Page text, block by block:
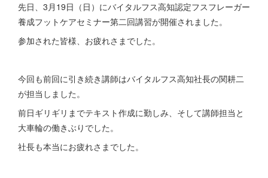
先日、3月19日（日）にバイタルフス高知認定フスフレーガー
養成フットケアセミナー第二回講習が開催されました。
参加された皆様、お疲れさまでした。
今回も前回に引き続き講師はバイタルフス高知社長の関耕二
が担当しました。
前日ギリギリまでテキスト作成に勤しみ、そして講師担当と
大車輪の働きぶりでした。
社長も本当にお疲れさまでした。